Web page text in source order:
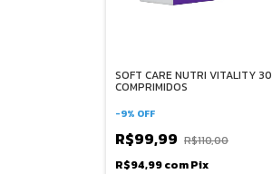
SOFT CARE NUTRI VITALITY 30
COMPRIMIDOS
-9% OFF
R$99,99 R$110,00
R$94,99comPix